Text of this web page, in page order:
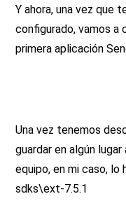
Y ahora, una vez que
configurado, vamos a
primera aplicación
Una vez tenemos
guardar en algún
equipo, en mi caso,
sdks\ext-7.5.1